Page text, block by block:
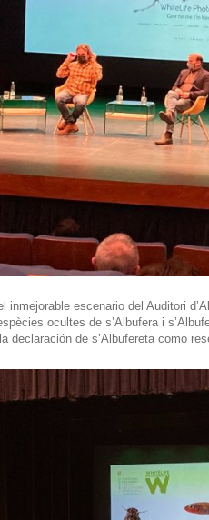
inmejorable escenario del Auditori
ocultes de s’Albufera i
declaración de s’Albuferetacomo